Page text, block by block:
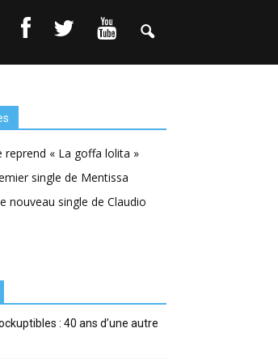
reprend « La goffa lolita »
single de Mentissa
nouveau single de Claudio
: 40 ans d’une autre